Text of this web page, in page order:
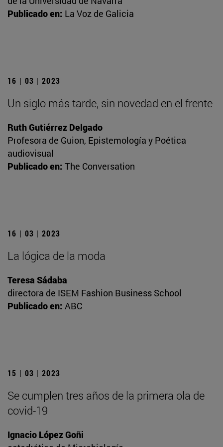
Publicado en: La Voz de Galicia
16 | 03 | 2023
Un siglo más tarde, sin novedad en el frente
Ruth Gutiérrez Delgado
Profesora de Guion, Epistemología y Poética
audiovisual
Publicado en: The Conversation
16 | 03 | 2023
La lógica de la moda
Teresa Sádaba
directora de ISEM Fashion Business School
Publicado en: ABC
15 | 03 | 2023
Se cumplen tres años de la primera ola de
covid-19
Ignacio López Goñi